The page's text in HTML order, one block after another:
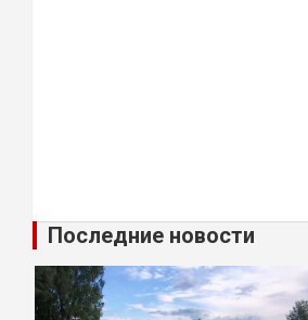
Последние новости